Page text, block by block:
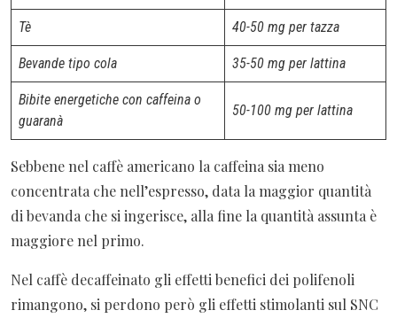
Tè 40-50 mg per tazza
Bevande tipo cola 35-50 mg per lattina
Bibite energetiche con caffeina o
guaranà
50-100 mg per lattina
Sebbene nel caffè americano la caffeina sia meno
concentrata che nell’espresso, data la maggior quantità
di bevanda che si ingerisce, alla fine la quantità assunta è
maggiore nel primo.
Nel caffè decaffeinato gli effetti benefici dei polifenoli
rimangono, si perdono però gli effetti stimolanti sul SNC